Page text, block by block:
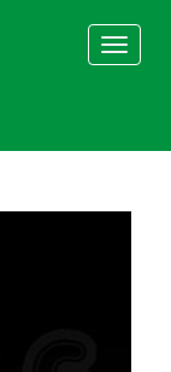
Toggle